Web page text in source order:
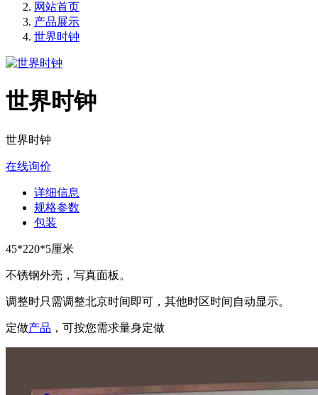
网站首页
产品展示
世界时钟
世界时钟
世界时钟
在线询价
详细信息
规格参数
包装
45*220*5厘米
不锈钢外壳，写真面板。
调整时只需调整北京时间即可，其他时区时间自动显示。
定做产品 ，可按您需求量身定做